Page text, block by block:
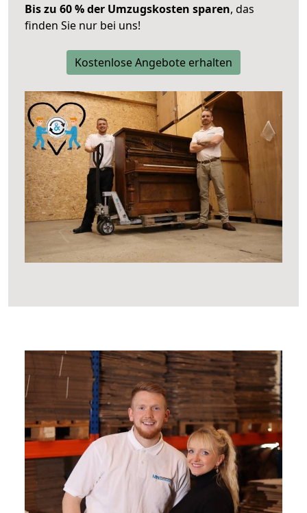
Bis zu 60 % der Umzugskosten sparen, das
finden Sie nur bei uns!
Kostenlose Angebote erhalten